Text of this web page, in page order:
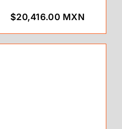
$20,416.00 MXN